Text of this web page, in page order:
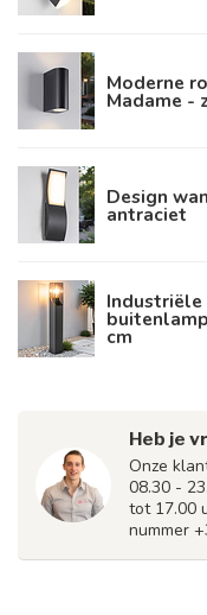
Moderne
Madame -
Design
antraciet
cm
Heb je
Onze
08.30 -
tot 17.00
nummer